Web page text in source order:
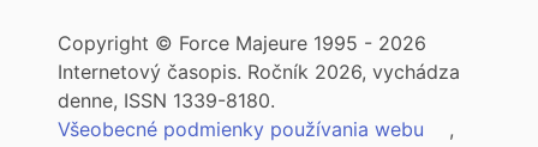
Copyright © Force Majeure 1995 - 2026
Internetový časopis. Ročník 2026, vychádza
denne, ISSN 1339-8180.
Všeobecné podmienky používania webu
,